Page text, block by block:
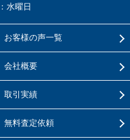
水曜日
お客様の声一覧
会社概要
取引実績
無料査定依頼